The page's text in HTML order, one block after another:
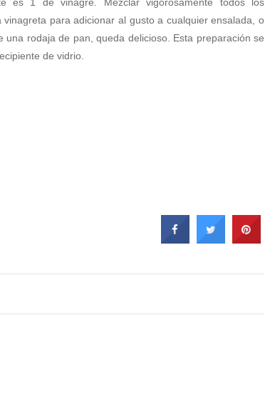
para adicionar al gusto a cualquier ensalada, o
una rodaja de pan, queda delicioso. Esta preparación se
de vidrio.